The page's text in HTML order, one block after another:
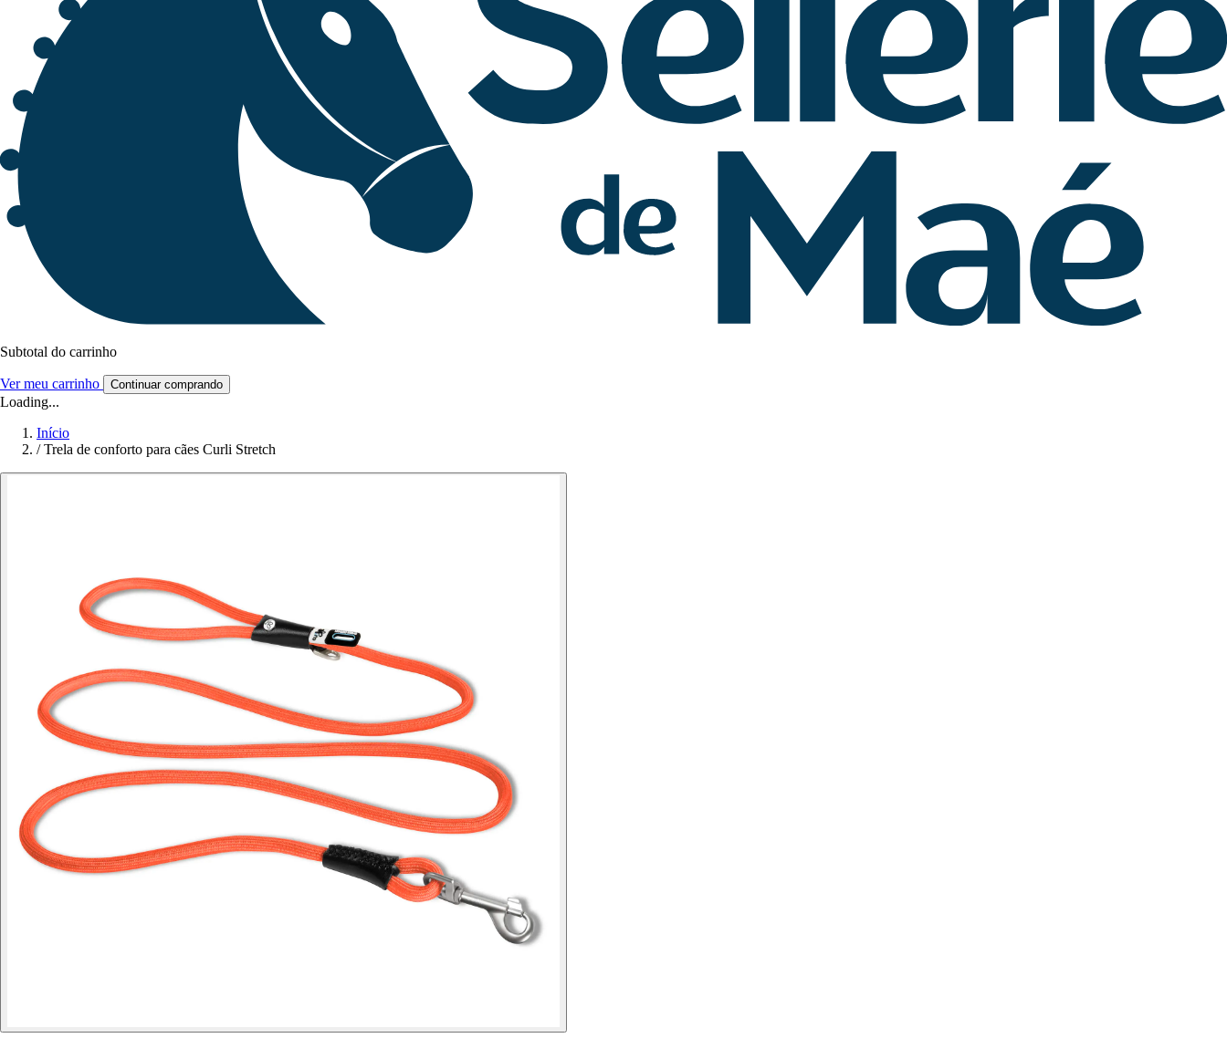
Subtotal do carrinho
Ver meu carrinho Continuar comprando
Loading...
Início
/ Trela de conforto para cães Curli Stretch